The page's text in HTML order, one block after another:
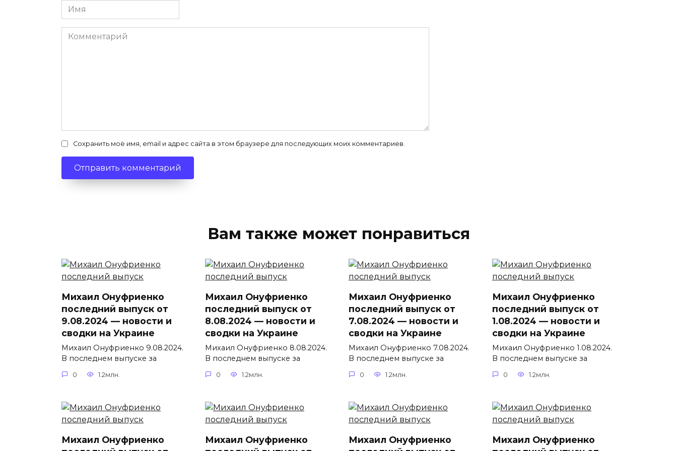
Имя
*
Комментарий
Сохранить моё имя, email и адрес сайта в этом браузере для последующих моих комментариев.
Вам также может понравиться
Михаил Онуфриенко
последний выпуск от
9.08.2024 — новости и
сводки на Украине
Михаил Онуфриенко 9.08.2024.
В последнем выпуске за
0 1.2млн.
Михаил Онуфриенко
последний выпуск от
8.08.2024 — новости и
сводки на Украине
Михаил Онуфриенко 8.08.2024.
В последнем выпуске за
0 1.2млн.
Михаил Онуфриенко
последний выпуск от
7.08.2024 — новости и
сводки на Украине
Михаил Онуфриенко 7.08.2024.
В последнем выпуске за
0 1.2млн.
Михаил Онуфриенко
последний выпуск от
1.08.2024 — новости и
сводки на Украине
Михаил Онуфриенко 1.08.2024.
В последнем выпуске за
0 1.2млн.
Михаил Онуфриенко
Михаил Онуфриенко
Михаил Онуфриенко
Михаил Онуфриенко